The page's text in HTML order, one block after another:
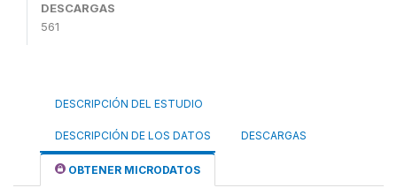
DESCARGAS
561
DESCRIPCIÓN DEL ESTUDIO
DESCRIPCIÓN DE LOS DATOS DESCARGAS
OBTENER MICRODATOS